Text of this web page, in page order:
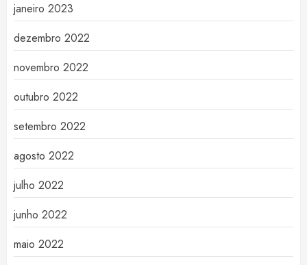
janeiro 2023
dezembro 2022
novembro 2022
outubro 2022
setembro 2022
agosto 2022
julho 2022
junho 2022
maio 2022